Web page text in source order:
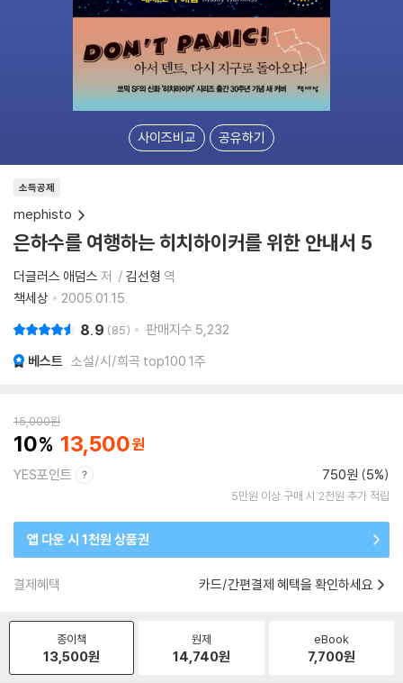
사이즈비교 공유하기
소득공제
mephisto
은하수를 여행하는 히치하이커를 위한 안내서 5
더글러스 애덤스 저 김선형 역
책세상
2005.01.15.
8.9 85 판매지수 5,232
베스트 소설/시/희곡 top100 1주
15,000원
10 13,500
YES포인트 750원 (5%)
5만원 이상 구매 시 2천원 추가 적립
앱 다운 시 1천원 상품권
결제혜택 카드/간편결제 혜택을 확인하세요
종이책
13,500원
원제
14,740원
eBook
7,700원